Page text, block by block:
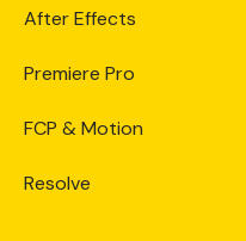
After Effects
Premiere Pro
FCP & Motion
Resolve